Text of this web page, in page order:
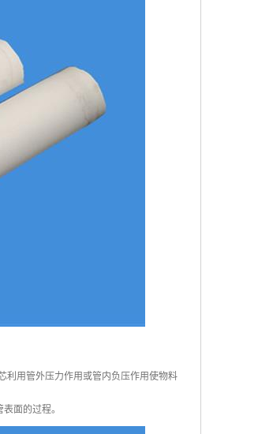
利用管外压力作用或管内负压作用使物料
面的过程。